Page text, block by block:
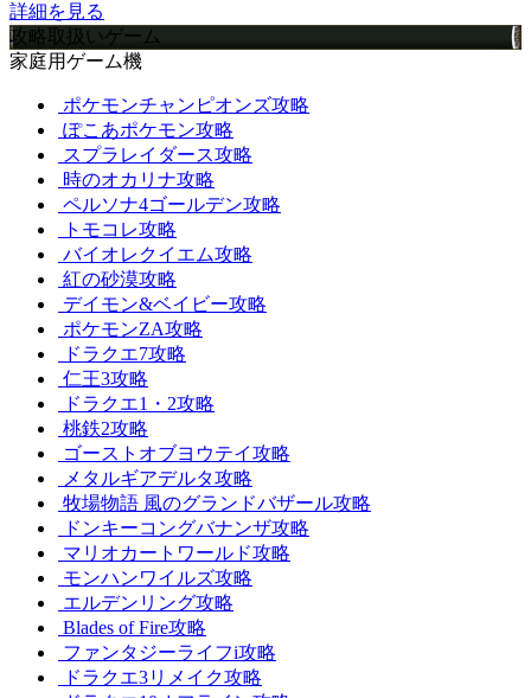
詳細を見る
攻略取扱いゲーム
家庭用ゲーム機
ポケモンチャンピオンズ攻略
ぽこあポケモン攻略
スプラレイダース攻略
時のオカリナ攻略
ペルソナ4ゴールデン攻略
トモコレ攻略
バイオレクイエム攻略
紅の砂漠攻略
デイモン&ベイビー攻略
ポケモンZA攻略
ドラクエ7攻略
仁王3攻略
ドラクエ1・2攻略
桃鉄2攻略
ゴーストオブヨウテイ攻略
メタルギアデルタ攻略
牧場物語 風のグランドバザール攻略
ドンキーコングバナンザ攻略
マリオカートワールド攻略
モンハンワイルズ攻略
エルデンリング攻略
Blades of Fire攻略
ファンタジーライフi攻略
ドラクエ3リメイク攻略